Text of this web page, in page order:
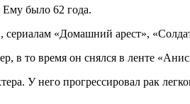
было 62 года.
«Домашний арест»,
в то время он снялся в ленте
У него прогрессировал рак